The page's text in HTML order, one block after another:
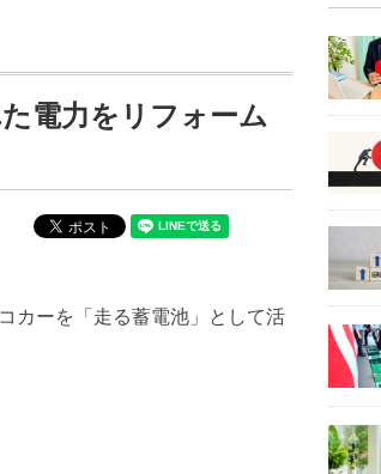
電力をリフォーム
カーを「走る蓄電池」として活